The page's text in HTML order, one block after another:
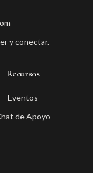
y conectar.
Recursos
Eventos
de Apoyo